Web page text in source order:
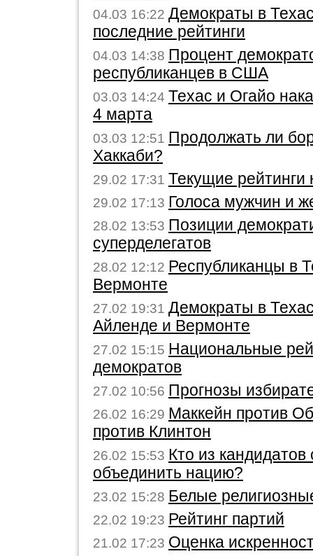
04.03 16:22 Демократы в
последние рейтинги
04.03 14:38 Процент
республиканцев в США
03.03 14:24 Техас и Огайо
4 марта
03.03 12:51 Продолжать ли
Хаккаби?
29.02 17:31 Текущие рейтинги
29.02 17:13 Голоса мужчин и
28.02 13:53 Позиции
суперделегатов
28.02 12:12 Республиканцы в
Вермонте
27.02 19:31 Демократы в
Айленде и Вермонте
27.02 15:15 Национальные
демократов
27.02 10:56 Прогнозы
26.02 16:29 Маккейн против
против Клинтон
26.02 15:53 Кто из кандидатов
объединить нацию?
23.02 15:28 Белые
22.02 19:23 Рейтинг партий
21.02 17:23 Оценка